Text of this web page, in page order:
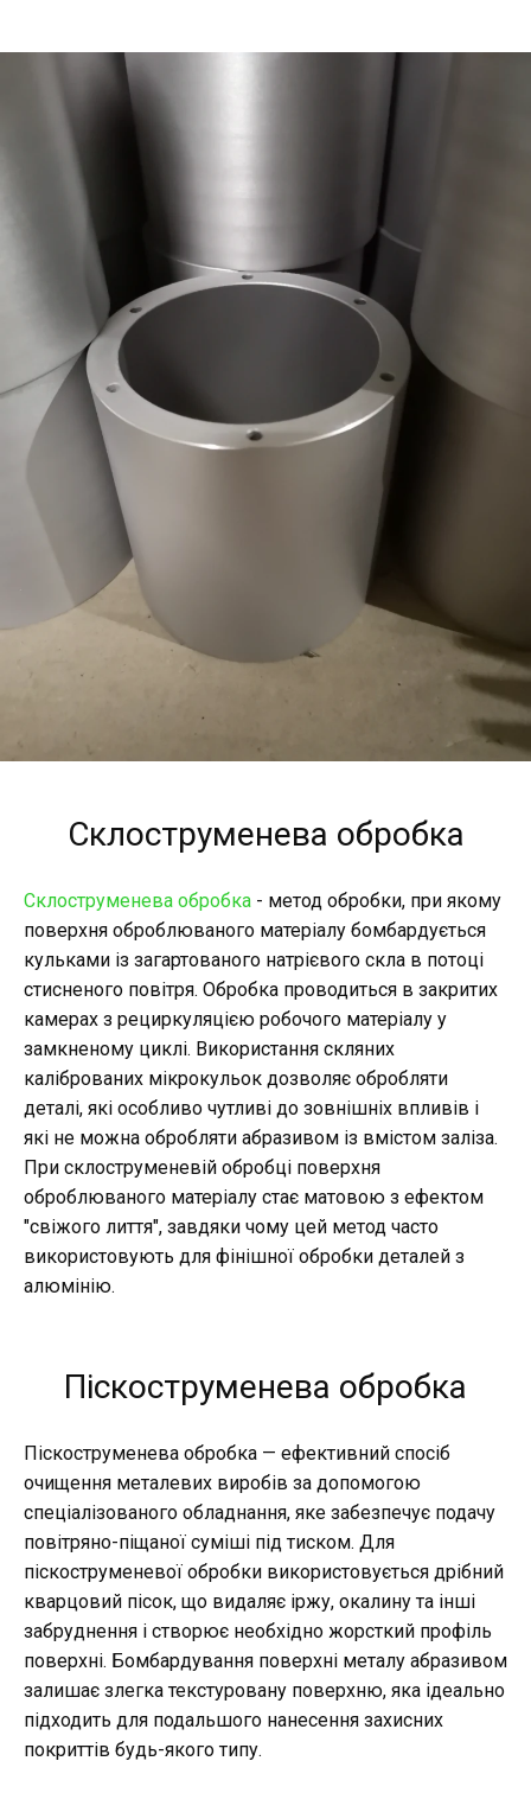
Склоструменева обробка
Склоструменева обробка - метод обробки, при якому
поверхня оброблюваного матеріалу бомбардується
кульками із загартованого натрієвого скла в потоці
стисненого повітря. Обробка проводиться в закритих
камерах з рециркуляцією робочого матеріалу у
замкненому циклі. Використання скляних
каліброваних мікрокульок дозволяє обробляти
деталі, які особливо чутливі до зовнішніх впливів і
які не можна обробляти абразивом із вмістом заліза.
При склоструменевій обробці поверхня
оброблюваного матеріалу стає матовою з ефектом
"свіжого лиття", завдяки чому цей метод часто
використовують для фінішної обробки деталей з
алюмінію.
Піскоструменева обробка
Піскоструменева обробка — ефективний спосіб
очищення металевих виробів за допомогою
спеціалізованого обладнання, яке забезпечує подачу
повітряно-піщаної суміші під тиском. Для
піскоструменевої обробки використовується дрібний
кварцовий пісок, що видаляє іржу, окалину та інші
забруднення і створює необхідно жорсткий профіль
поверхні. Бомбардування поверхні металу абразивом
залишає злегка текстуровану поверхню, яка ідеально
підходить для подальшого нанесення захисних
покриттів будь-якого типу.